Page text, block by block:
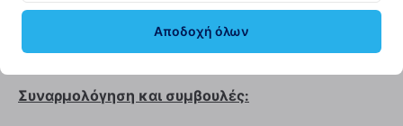
ποιότητα, διαβάστε το ιστολόγιό μας όπου
εστιάζουμε στην ποιότητα με περισσότερες
λεπτομέρειες.
Συναρμολόγηση και συμβουλές:
Αποδοχή όλων